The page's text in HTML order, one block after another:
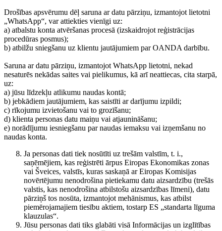
Drošības apsvērumu dēļ saruna ar datu pārziņu, izmantojot lietotni
„WhatsApp“, var attiekties vienīgi uz:
a) atbalstu konta atvēršanas procesā (izskaidrojot reģistrācijas
procedūras posmus);
b) atbilžu sniegšanu uz klientu jautājumiem par OANDA darbību.
Saruna ar datu pārziņu, izmantojot WhatsApp lietotni, nekad
nesaturēs nekādas saites vai pielikumus, kā arī neattiecas, cita starpā,
uz:
a) jūsu līdzekļu atlikumu naudas kontā;
b) jebkādiem jautājumiem, kas saistīti ar darījumu izpildi;
c) rīkojumu izvietošanu vai to grozīšanu;
d) klienta personas datu maiņu vai atjaunināšanu;
e) norādījumu iesniegšanu par naudas iemaksu vai izņemšanu no
naudas konta.
Ja personas dati tiek nosūtīti uz trešām valstīm, t. i.,
saņēmējiem, kas reģistrēti ārpus Eiropas Ekonomikas zonas
vai Šveices, valstīs, kuras saskaņā ar Eiropas Komisijas
novērtējumu nenodrošina pietiekamu datu aizsardzību (trešās
valstis, kas nenodrošina atbilstošu aizsardzības līmeni), datu
pārziņš tos nosūta, izmantojot mehānismus, kas atbilst
piemērojamajiem tiesību aktiem, tostarp ES „standarta līguma
klauzulas“.
Jūsu personas dati tiks glabāti visā Informācijas un izglītības